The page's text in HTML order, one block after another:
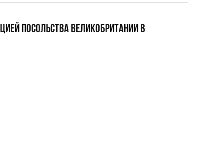
ПОСОЛЬСТВА ВЕЛИКОБРИТАНИИ В